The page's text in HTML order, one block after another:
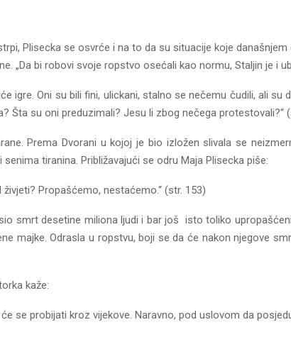
Plisecka se osvrće i na to da su situacije koje
„Da bi robovi svoje ropstvo osećali kao normu, Staljin je i
igre. Oni su bili fini, ulickani, stalno se nečemu čudili, ali su
Šta su oni preduzimali? Jesu li zbog nečega protestovali?“
Prema Dvorani u kojoj je bio izložen slivala se
tiranina. Približavajući se odru Maja Plisecka piše:
Propašćemo, nestaćemo.“ (str. 153)
smrt desetine miliona ljudi i bar još isto toliko
majke. Odrasla u ropstvu, boji se da će nakon njegove
kaže:
se probijati kroz vijekove. Naravno, pod uslovom da